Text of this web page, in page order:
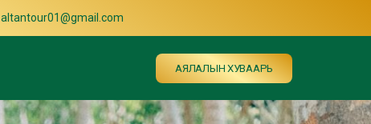
altantour01@gmail.com
АЯЛАЛЫН ХУВААРЬ